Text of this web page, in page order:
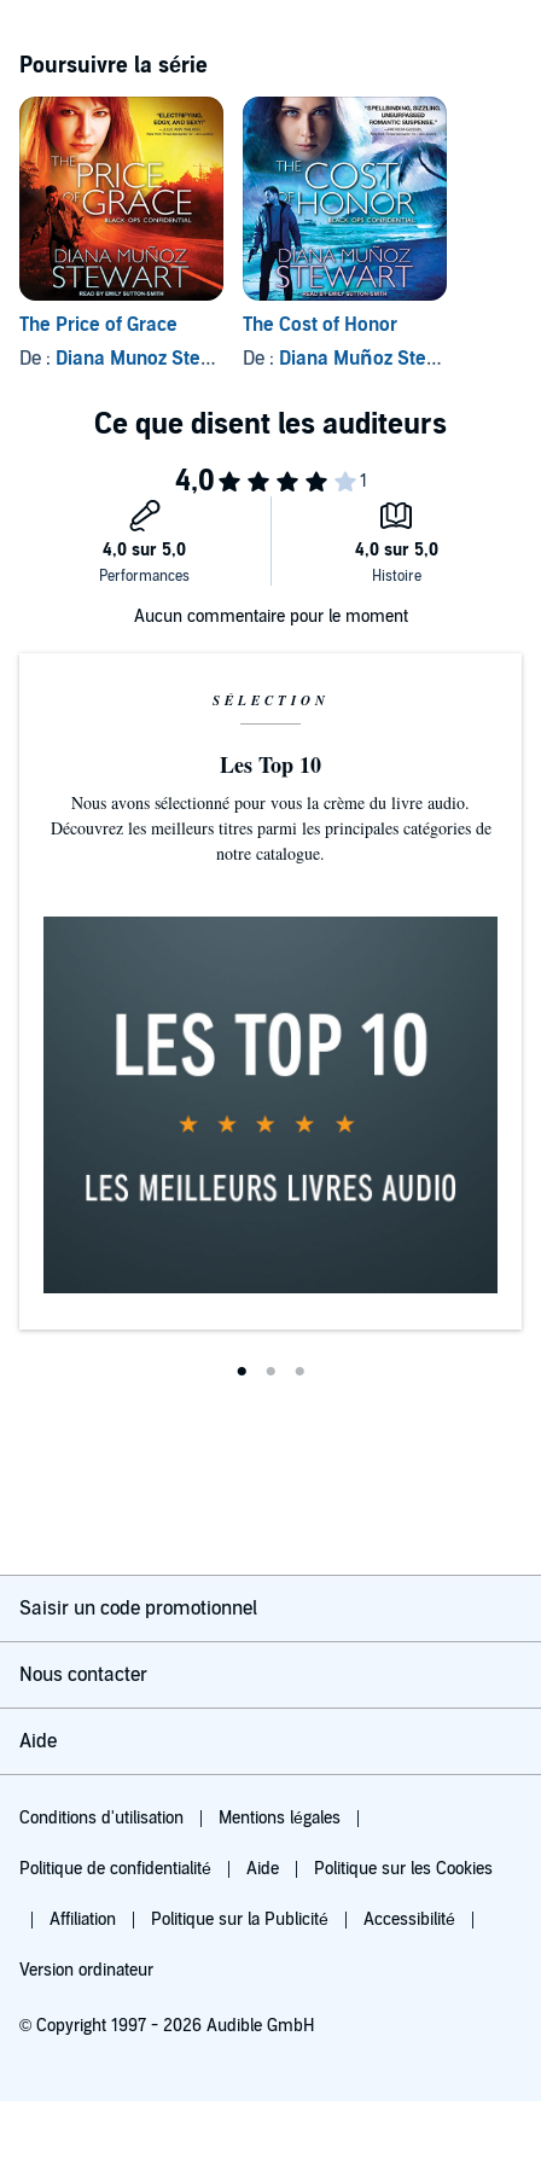
Poursuivre la série
The Price of Grace
De : Diana Munoz Stewart
The Cost of Honor
De : Diana Muñoz Stewart
Aucun commentaire pour le moment
SÉLECTION
Les Top 10
Nous avons sélectionné pour vous la crème du livre audio.
Découvrez les meilleurs titres parmi les principales catégories de
notre catalogue.
Saisir un code promotionnel
Nous contacter
Aide
Conditions d'utilisation Mentions légales
Politique de confidentialité Aide Politique sur les Cookies
Affiliation Politique sur la Publicité Accessibilité
Version ordinateur
© Copyright 1997 - 2026 Audible GmbH